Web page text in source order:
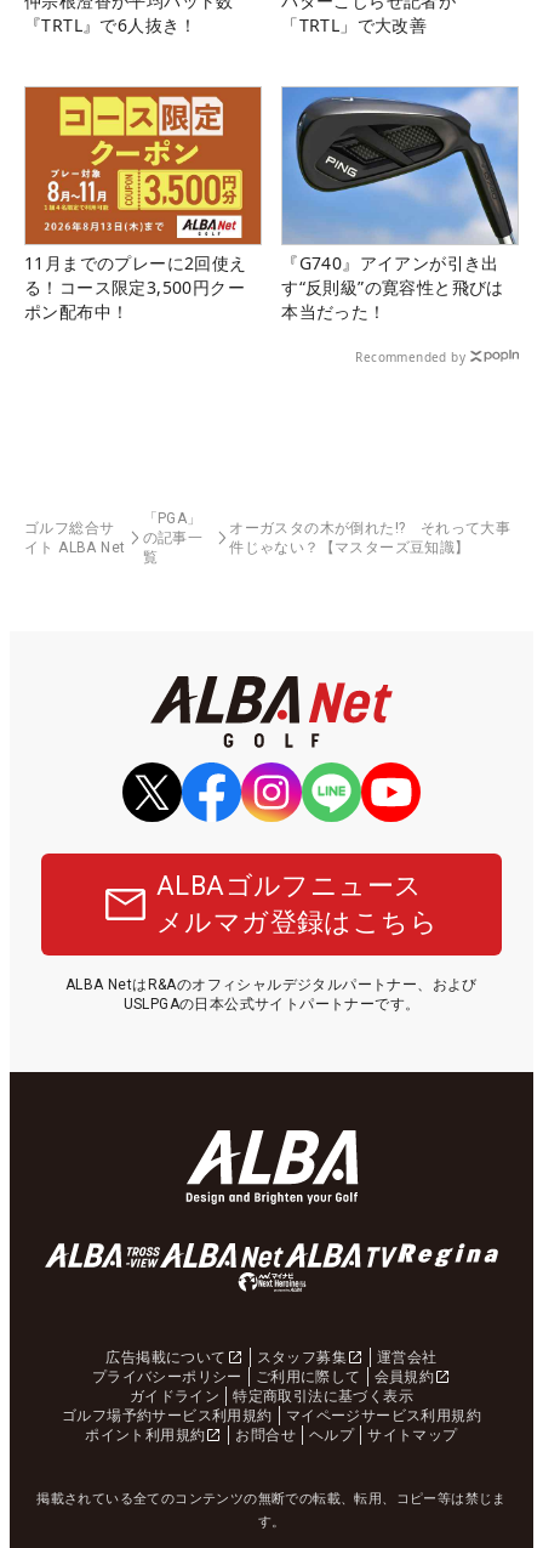
『TRTL』で6人抜き！
「TRTL」で大改善
11月までのプレーに2回使え
る！コース限定3,500円クー
ポン配布中！
『G740』アイアンが引き出
す“反則級”の寛容性と飛びは
本当だった！
Recommended by
ゴルフ総合サ
イト ALBA Net
「PGA」
の記事一
覧
オーガスタの木が倒れた!? それって大事
件じゃない？【マスターズ豆知識】
ALBAゴルフニュース
メルマガ登録はこちら
ALBA NetはR&Aのオフィシャルデジタルパートナー、および
USLPGAの日本公式サイトパートナーです。
広告掲載について スタッフ募集
運営会社
プライバシーポリシー
ご利用に際して
会員規約
ガイドライン
特定商取引法に基づく表示
ゴルフ場予約サービス利用規約
マイページサービス利用規約
ポイント利用規約
お問合せ ヘルプ サイトマップ
掲載されている全てのコンテンツの無断での転載、転用、コピー等は禁じま
す。